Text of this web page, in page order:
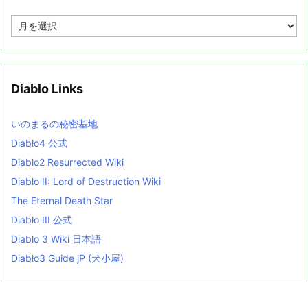
e
i
s
t
Diablo Links
いのまるの秘密基地
Diablo4 公式
Diablo2 Resurrected Wiki
Diablo II: Lord of Destruction Wiki
The Eternal Death Star
Diablo III 公式
Diablo 3 Wiki 日本語
Diablo3 Guide jP (犬小屋)